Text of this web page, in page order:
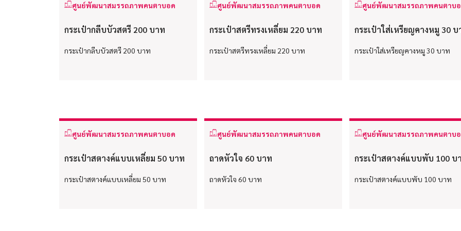
ศูนย์พัฒนาสมรรถภาพคนตาบอด
กระเป๋ากลีบบัวสตรี 200 บาท
กระเป๋ากลีบบัวสตรี 200 บาท
ศูนย์พัฒนาสมรรถภาพคนตาบอด
กระเป๋าสตรีทรงเหลี่ยม 220 บาท
กระเป๋าสตรีทรงเหลี่ยม 220 บาท
ศูนย์พัฒนาสมรรถภาพคนตาบ
กระเป๋าใส่เหรียญคางหมู 30 บ
กระเป๋าใส่เหรียญคางหมู 30 บาท
ศูนย์พัฒนาสมรรถภาพคนตาบอด
กระเป๋าสตางค์แบบเหลี่ยม 50 บาท
กระเป๋าสตางค์แบบเหลี่ยม 50 บาท
ศูนย์พัฒนาสมรรถภาพคนตาบอด
ถาดหัวใจ 60 บาท
ถาดหัวใจ 60 บาท
ศูนย์พัฒนาสมรรถภาพคนตาบ
กระเป๋าสตางค์แบบพับ 100 บ
กระเป๋าสตางค์แบบพับ 100 บาท